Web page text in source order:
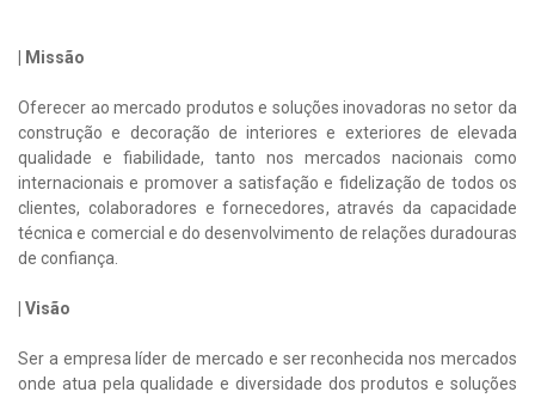
| Missão
Oferecer ao mercado produtos e soluções inovadoras no setor da
construção e decoração de interiores e exteriores de elevada
qualidade e fiabilidade, tanto nos mercados nacionais como
internacionais e promover a satisfação e fidelização de todos os
clientes, colaboradores e fornecedores, através da capacidade
técnica e comercial e do desenvolvimento de relações duradouras
de confiança.
| Visão
Ser a empresa líder de mercado e ser reconhecida nos mercados
onde atua pela qualidade e diversidade dos produtos e soluções